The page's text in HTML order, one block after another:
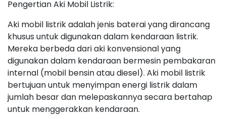
Pengertian Aki Mobil Listrik:
Aki mobil listrik adalah jenis baterai yang dirancang
khusus untuk digunakan dalam kendaraan listrik.
Mereka berbeda dari aki konvensional yang
digunakan dalam kendaraan bermesin pembakaran
internal (mobil bensin atau diesel). Aki mobil listrik
bertujuan untuk menyimpan energi listrik dalam
jumlah besar dan melepaskannya secara bertahap
untuk menggerakkan kendaraan.